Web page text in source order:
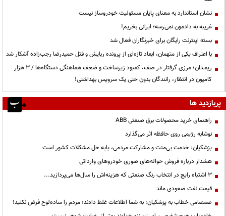
نشان استاندارد به معنای پایان مسئولیت خودروساز نیست
غریبه به دادمون نمی‌رسه؛ ایرانی بخریم!
بسته اینترنت رایگان برای خبرنگاران فعال شد
با اعتراف یکی از متهمان، ابعاد تازه‌ای از پرونده ربایش و قتل حمیدرضا رجب‌زاده آشکار شد
ریمـدان؛ مرزی گرفتار در صف، کمبود زیرساخت و ضعف هماهنگی دستگاه‌ها / ۳ هزار
کامیون در انتظار، رانندگان بدون حتی یک سرویس بهداشتی!
پربازدید ها
راهنمای خرید محصولات برق صنعتی ABB
نوشابه رژیمی روی حافظه اثر می‌گذارد
پزشکیان: خدمت بی‌منت و مشارکت مردمی، پایه حل مشکلات کشور است
هشدار درباره فروش حواله‌های صوری خودروهای وارداتی
3 اشتباه رایج در انتخاب رنگ صنعتی که هزینه‌اش را سال‌ها می‌پردازید...
قیمت نفت صعودی ماند
صمصامی خطاب به پزشکیان: به شما اطلاعات غلط دادند؛ مردم را ساده‌لوح فرض نکنید!